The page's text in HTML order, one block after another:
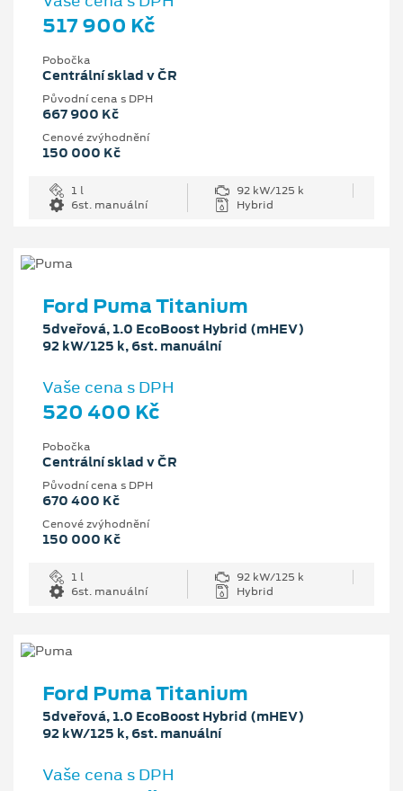
517 900 Kč
Pobočka
Centrální sklad v ČR
Původní cena s DPH
667 900 Kč
Cenové zvýhodnění
150 000 Kč
1 l
92 kW/125 k
6st. manuální
Hybrid
Ford Puma Titanium
5dveřová, 1.0 EcoBoost Hybrid (mHEV)
92 kW/125 k, 6st. manuální
Vaše cena s DPH
520 400 Kč
Pobočka
Centrální sklad v ČR
Původní cena s DPH
670 400 Kč
Cenové zvýhodnění
150 000 Kč
1 l
92 kW/125 k
6st. manuální
Hybrid
Ford Puma Titanium
5dveřová, 1.0 EcoBoost Hybrid (mHEV)
92 kW/125 k, 6st. manuální
Vaše cena s DPH